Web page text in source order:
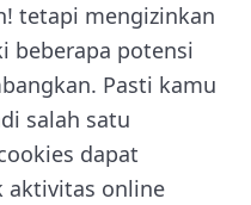
tetapi mengizinkan
beberapa potensi
Pasti kamu
salah satu
dapat
aktivitas online